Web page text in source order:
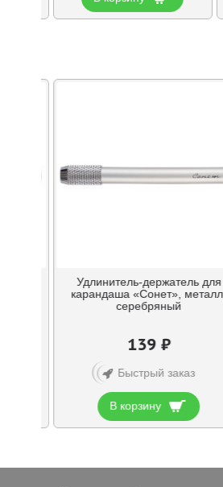
Удлинитель-держатель для
карандаша «Сонет», металл,
серебряный
139 ₽
Быстрый заказ
В корзину